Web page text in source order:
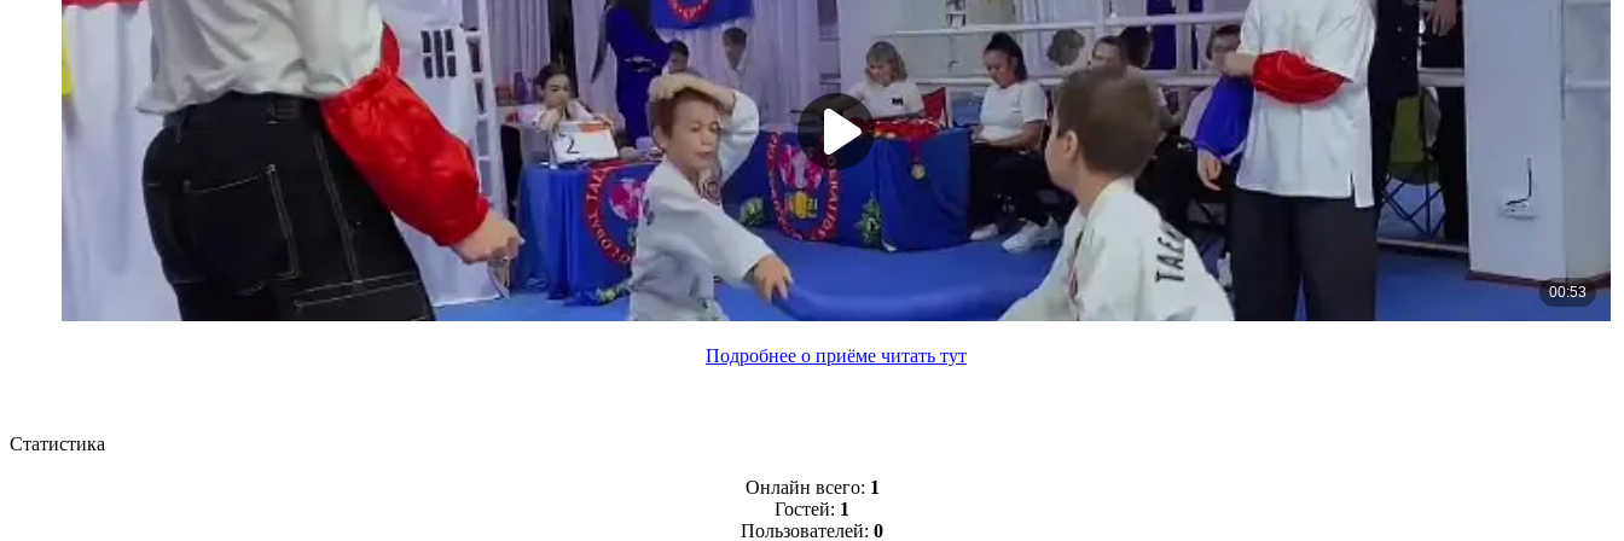
Подробнее о приёме читать тут
Статистика
Онлайн всего: 1
Гостей: 1
Пользователей: 0